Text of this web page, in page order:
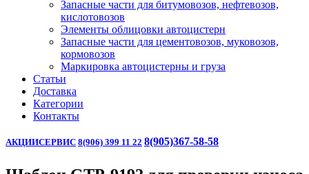
Запасные части для битумовозов, нефтевозов,
кислотовозов
Элементы облицовки автоцистерн
Запасные части для цементовозов, муковозов,
кормовозов
Маркировка автоцистерны и груза
Статьи
Доставка
Категории
Контакты
АКЦИИСЕРВИС 8(906) 399 11 22 8(905)367-58-58